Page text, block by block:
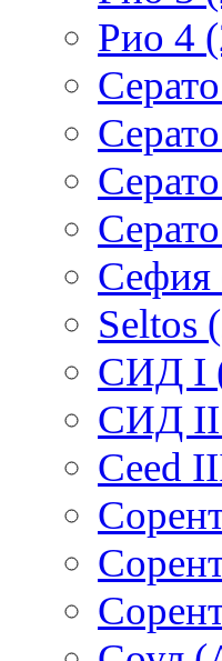
Рио 4
Сефия
Seltos
СИД I
СИД II
Ceed